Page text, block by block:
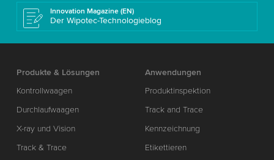
Innovation Magazine (EN)
Der Wipotec-Technologieblog
Produkte & Lösungen
Kontrollwaagen
Durchlaufwaagen
X-ray und Vision
Track & Trace
Anwendungen
Produktinspektion
Track and Trace
Kennzeichnung
Etikettieren